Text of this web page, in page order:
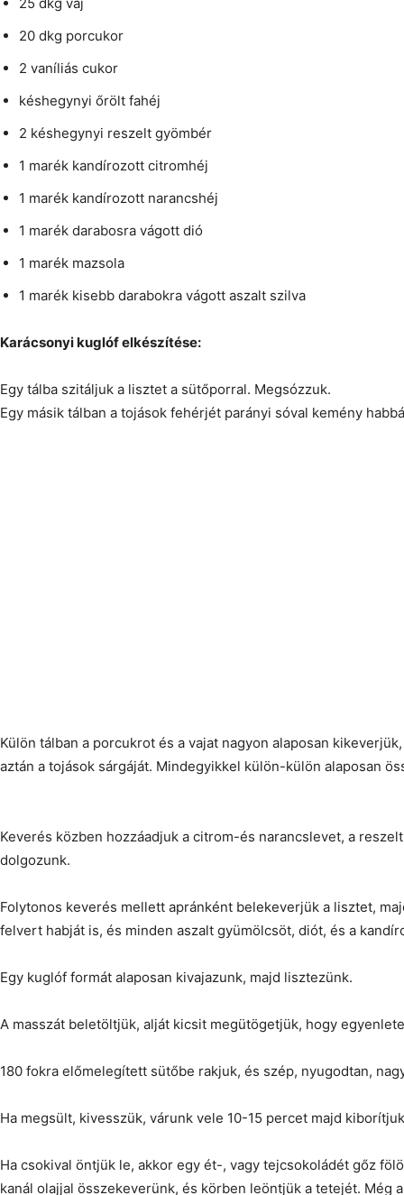
20 dkg porcukor
2 vaníliás cukor
késhegynyi őrölt fahéj
2 késhegynyi reszelt gyömbér
1 marék kandírozott citromhéj
1 marék kandírozott narancshéj
1 marék darabosra vágott dió
1 marék mazsola
1 marék kisebb darabokra vágott aszalt szilva
Karácsonyi kuglóf elkészítése:
Egy tálba szitáljuk a lisztet a sütőporral. Megsózzuk.
Egy másik tálban a tojások fehérjét parányi sóval kemény
Külön tálban a porcukrot és a vajat nagyon alaposan
aztán a tojások sárgáját. Mindegyikkel külön-külön alaposan
Keverés közben hozzáadjuk a citrom-és narancslevet, a
dolgozunk.
Folytonos keverés mellett apránként belekeverjük a lisztet,
felvert habját is, és minden aszalt gyümölcsöt, diót, és a
Egy kuglóf formát alaposan kivajazunk, majd lisztezünk.
A masszát beletöltjük, alját kicsit megütögetjük, hogy
180 fokra előmelegített sütőbe rakjuk, és szép, nyugodtan,
Ha megsült, kivesszük, várunk vele 10-15 percet majd
Ha csokival öntjük le, akkor egy ét-, vagy tejcsokoládét gőz
kanál olajjal összekeverünk, és körben leöntjük a tetejét. Még